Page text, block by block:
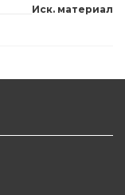
Иск. материал